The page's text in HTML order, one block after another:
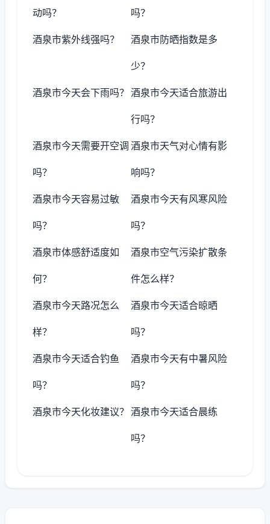
动吗？ 吗？
酒泉市紫外线强吗？ 酒泉市防晒指数是多
少？
酒泉市今天会下雨吗？ 酒泉市今天适合旅游出
行吗？
酒泉市今天需要开空调
吗？
酒泉市天气对心情有影
响吗？
酒泉市今天容易过敏
吗？
酒泉市今天有风寒风险
吗？
酒泉市体感舒适度如
何？
酒泉市空气污染扩散条
件怎么样？
酒泉市今天路况怎么
样？
酒泉市今天适合晾晒
吗？
酒泉市今天适合钓鱼
吗？
酒泉市今天有中暑风险
吗？
酒泉市今天化妆建议？ 酒泉市今天适合晨练
吗？